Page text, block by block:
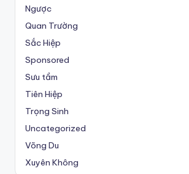
Ngược
Quan Trường
Sắc Hiệp
Sponsored
Sưu tầm
Tiên Hiệp
Trọng Sinh
Uncategorized
Võng Du
Xuyên Không